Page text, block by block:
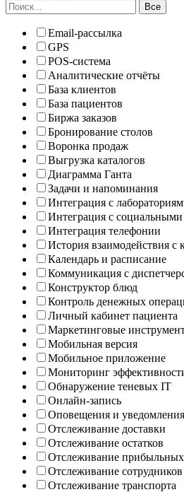
Все
Email-рассылка
GPS
POS-система
Аналитические отчёты
База клиентов
База пациентов
Биржа заказов
Бронирование столов
Воронка продаж
Выгрузка каталогов
Диаграмма Ганта
Задачи и напоминания
Интеграция с
Интеграция с социальными
Интеграция телефонии
История взаимодействия с
Календарь и расписание
Коммуникация с
Конструктор блюд
Контроль денежных
Личный кабинет пациента
Маркетинговые
Мобильная версия
Мобильное приложение
Мониторинг
Обнаружение теневых IT
Онлайн-запись
Оповещения и уведомления
Отслеживание доставки
Отслеживание остатков
Отслеживание
Отслеживание сотрудников
Отслеживание транспорта